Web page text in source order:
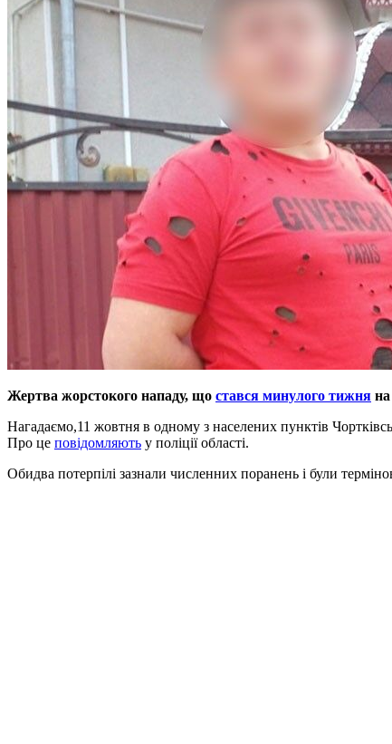
Жертва жорстокого нападу, що стався минулого тижня
Нагадаємо,11 жовтня в одному з населених пунктів
Про це повідомляють у поліції області.
Обидва потерпілі зазнали численних поранень і були